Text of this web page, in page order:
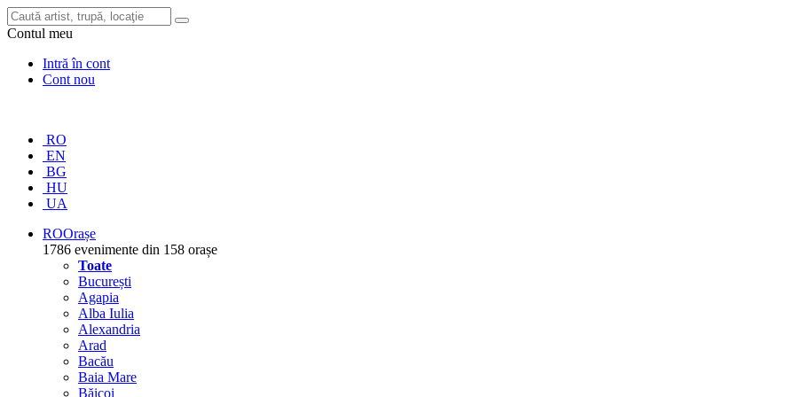
Contul meu
Intră în cont
Cont nou
RO
EN
BG
HU
UA
ROOrașe
1786 evenimente din 158 orașe
Toate
București
Agapia
Alba Iulia
Alexandria
Arad
Bacău
Baia Mare
Băicoi